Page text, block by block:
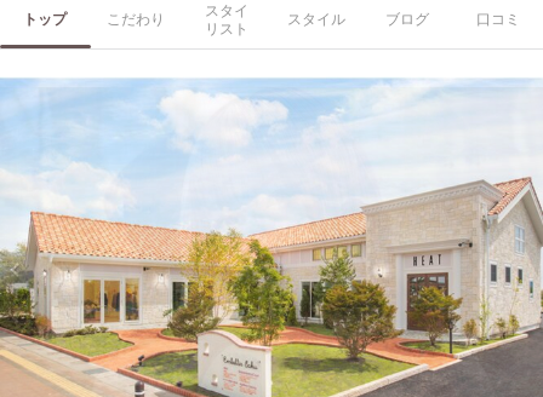
トップ こだわり
スタイ
リスト
スタイル ブログ 口コミ